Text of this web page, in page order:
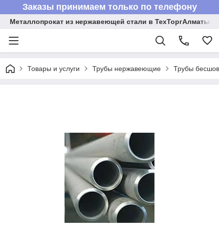
Заказы принимаем только по телефону
Металлопрокат из нержавеющей стали в ТехТоргАлматы
Товары и услуги Трубы нержавеющие Трубы